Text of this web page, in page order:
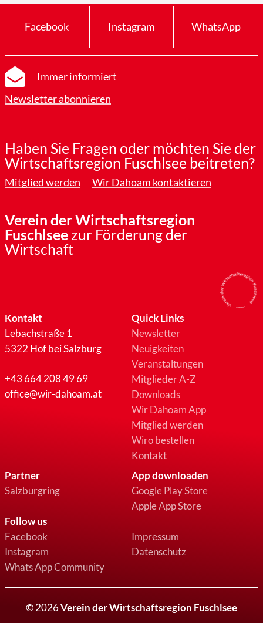
Facebook Instagram WhatsApp
Immer informiert
Newsletter abonnieren
Haben Sie Fragen oder möchten Sie der
Wirtschaftsregion Fuschlsee beitreten?
Mitglied werden Wir Dahoam kontaktieren
Verein der Wirtschaftsregion
Fuschlseezur Förderung der
Wirtschaft
Kontakt
Lebachstraße 1
5322 Hof bei Salzburg
+43 664 208 49 69
office@wir-dahoam.at
Quick Links
Newsletter
Neuigkeiten
Veranstaltungen
Mitglieder A-Z
Downloads
Wir Dahoam App
Mitglied werden
Wiro bestellen
Kontakt
Partner
Salzburgring
Follow us
Facebook
Instagram
Whats App Community
App downloaden
Google Play Store
Apple App Store
Impressum
Datenschutz
©2026Verein der Wirtschaftsregion Fuschlsee